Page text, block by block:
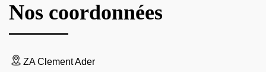
Nos coordonnées
ZA Clement Ader